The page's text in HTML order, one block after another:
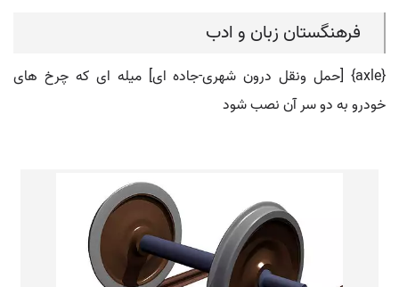
فرهنگستان زبان و ادب
{axle} [حمل ونقل درون شهری-جاده ای] میله ای که چرخ های
خودرو به دو سر آن نصب شود